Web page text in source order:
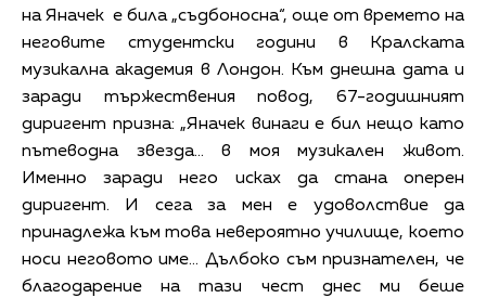
на Яначек е била „съдбоносна“, още от времето на
неговите студентски години в Кралската
музикална академия в Лондон. Към днешна дата и
заради тържествения повод, 67-годишният
диригент призна: „Яначек винаги е бил нещо като
пътеводна звезда… в моя музикален живот.
Именно заради него исках да стана оперен
диригент. И сега за мен е удоволствие да
принадлежа към това невероятно училище, което
носи неговото име… Дълбоко съм признателен, че
благодарение на тази чест днес ми беше